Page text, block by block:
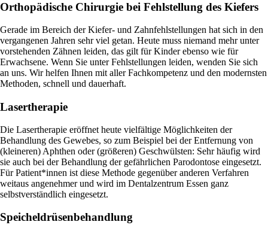
Orthopädische Chirurgie bei Fehlstellung des Kiefers
Gerade im Bereich der Kiefer- und Zahnfehlstellungen hat sich in den
vergangenen Jahren sehr viel getan. Heute muss niemand mehr unter
vorstehenden Zähnen leiden, das gilt für Kinder ebenso wie für
Erwachsene. Wenn Sie unter Fehlstellungen leiden, wenden Sie sich
an uns. Wir helfen Ihnen mit aller Fachkompetenz und den modernsten
Methoden, schnell und dauerhaft.
Lasertherapie
Die Lasertherapie eröffnet heute vielfältige Möglichkeiten der
Behandlung des Gewebes, so zum Beispiel bei der Entfernung von
(kleineren) Aphthen oder (größeren) Geschwülsten: Sehr häufig wird
sie auch bei der Behandlung der gefährlichen Parodontose eingesetzt.
Für Patient*innen ist diese Methode gegenüber anderen Verfahren
weitaus angenehmer und wird im Dentalzentrum Essen ganz
selbstverständlich eingesetzt.
Speicheldrüsenbehandlung